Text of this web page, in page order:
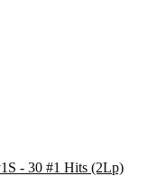
- 30 #1 Hits (2Lp)